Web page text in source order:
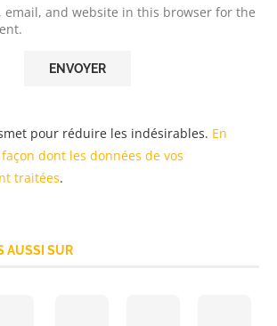
email, and website in this browser for the
pour réduire les indésirables. En
dont les données de vos
traitées.
AUSSI SUR